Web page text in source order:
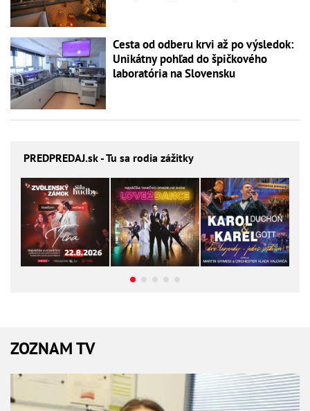
Cesta od odberu krvi až po výsledok:
Unikátny pohľad do špičkového
laboratória na Slovensku
PREDPREDAJ.sk - Tu sa rodia zážitky
ZOZNAM TV